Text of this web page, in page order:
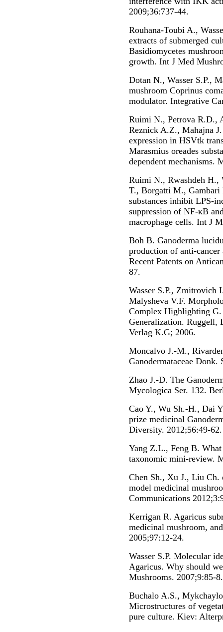
2009;36:737-44.
Rouhana-Toubi A.,
extracts of submerged
Basidiomycetes
growth. Int J Med
Dotan N., Wasser S.P.,
mushroom Coprinus
modulator. Integrative
Ruimi N., Petrova R.D.,
Reznick A.Z., Mahajna
expression in HSVtk
Marasmius oreades
dependent mechanisms.
Ruimi N., Rwashdeh H.,
T., Borgatti M., Gambari
substances inhibit LPS-
suppression of NF-κB
macrophage cells. Int J
Boh B. Ganoderma
production of anti-
Recent Patents on
87.
Wasser S.P.,
Malysheva V.F.
Complex Highlighting G.
Generalization. Ruggell,
Verlag K.G; 2006.
Moncalvo J.-M.,
Ganodermataceae Donk.
Zhao J.-D. The
Mycologica Ser. 132.
Cao Y., Wu Sh.-H., Dai
prize medicinal
Diversity. 2012;56:49-62.
Yang Z.L., Feng B.
taxonomic mini-review.
Chen Sh., Xu J., Liu Ch.
model medicinal
Communications
Kerrigan R. Agaricus
medicinal mushroom,
2005;97:12-24.
Wasser S.P. Molecular
Agaricus. Why should
Mushrooms. 2007;9:85-8.
Buchalo A.S.,
Microstructures of
pure culture. Kiev: